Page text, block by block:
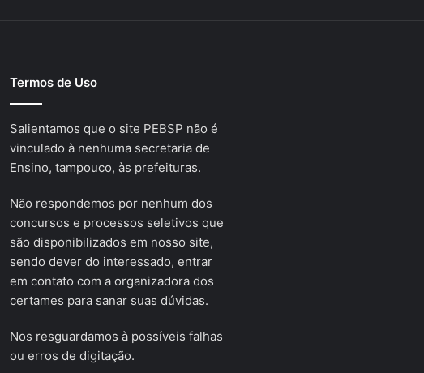
Termos de Uso
Salientamos que o site PEBSP não é
vinculado à nenhuma secretaria de
Ensino, tampouco, às prefeituras.
Não respondemos por nenhum dos
concursos e processos seletivos que
são disponibilizados em nosso site,
sendo dever do interessado, entrar
em contato com a organizadora dos
certames para sanar suas dúvidas.
Nos resguardamos à possíveis falhas
ou erros de digitação.